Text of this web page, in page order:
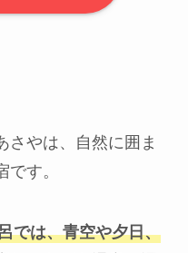
さやは、自然に囲ま
す。
では、青空や夕日、